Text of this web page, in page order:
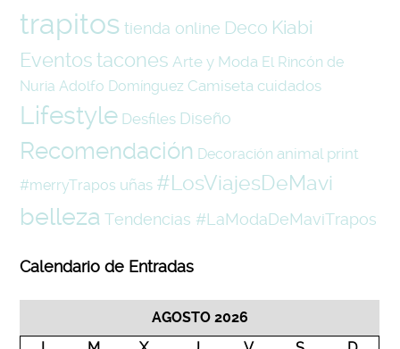
trapitos tienda online Deco Kiabi
Eventos tacones Arte y Moda El Rincón de
Nuria Adolfo Domínguez Camiseta cuidados
Lifestyle Desfiles Diseño
Recomendación Decoración animal print
#merryTrapos uñas #LosViajesDeMavi
belleza Tendencias #LaModaDeMaviTrapos
Calendario de Entradas
AGOSTO 2026